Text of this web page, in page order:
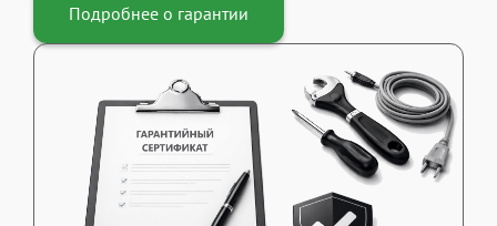
Подробнее о гарантии